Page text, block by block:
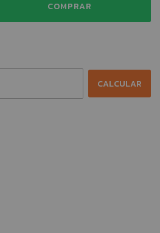
CALCULAR